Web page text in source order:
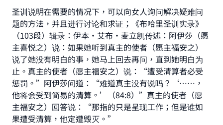
圣训说明在需要的情况下，可以向女人询问解决疑难问
题的方法，并且进行讨论和求证；《布哈里圣训实录》
（103段）辑录：伊本·艾布·麦立凯传述：阿伊莎（愿
主喜悦之）说：如果她听到真主的使者（愿主福安之）
说了她没有明白的事，她马上回去再问，直到她明白为
止。真主的使者（愿主福安之）说：“遭受清算者必受
惩罚。”阿伊莎问道：“难道真主没有说吗？‘……，
他将会受到简易的清算。’（84:8）”真主的使者（愿
主福安之）回答说：“那指的只是呈现工作；但是谁如
果遭受清算，他定遭毁灭。”